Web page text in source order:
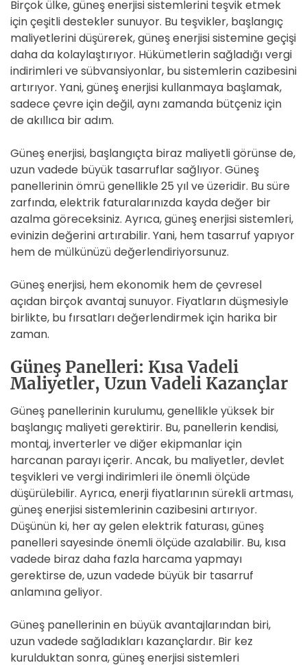
Birçok ülke, güneş enerjisi sistemlerini teşvik etmek
için çeşitli destekler sunuyor. Bu teşvikler, başlangıç
maliyetlerini düşürerek, güneş enerjisi sistemine geçişi
daha da kolaylaştırıyor. Hükümetlerin sağladığı vergi
indirimleri ve sübvansiyonlar, bu sistemlerin cazibesini
artırıyor. Yani, güneş enerjisi kullanmaya başlamak,
sadece çevre için değil, aynı zamanda bütçeniz için
de akıllıca bir adım.
Güneş enerjisi, başlangıçta biraz maliyetli görünse de,
uzun vadede büyük tasarruflar sağlıyor. Güneş
panellerinin ömrü genellikle 25 yıl ve üzeridir. Bu süre
zarfında, elektrik faturalarınızda kayda değer bir
azalma göreceksiniz. Ayrıca, güneş enerjisi sistemleri,
evinizin değerini artırabilir. Yani, hem tasarruf yapıyor
hem de mülkünüzü değerlendiriyorsunuz.
Güneş enerjisi, hem ekonomik hem de çevresel
açıdan birçok avantaj sunuyor. Fiyatların düşmesiyle
birlikte, bu fırsatları değerlendirmek için harika bir
zaman.
Güneş Panelleri: Kısa Vadeli
Maliyetler, Uzun Vadeli Kazançlar
Güneş panellerinin kurulumu, genellikle yüksek bir
başlangıç maliyeti gerektirir. Bu, panellerin kendisi,
montaj, inverterler ve diğer ekipmanlar için
harcanan parayı içerir. Ancak, bu maliyetler, devlet
teşvikleri ve vergi indirimleri ile önemli ölçüde
düşürülebilir. Ayrıca, enerji fiyatlarının sürekli artması,
güneş enerjisi sistemlerinin cazibesini artırıyor.
Düşünün ki, her ay gelen elektrik faturası, güneş
panelleri sayesinde önemli ölçüde azalabilir. Bu, kısa
vadede biraz daha fazla harcama yapmayı
gerektirse de, uzun vadede büyük bir tasarruf
anlamına geliyor.
Güneş panellerinin en büyük avantajlarından biri,
uzun vadede sağladıkları kazançlardır. Bir kez
kurulduktan sonra, güneş enerjisi sistemleri